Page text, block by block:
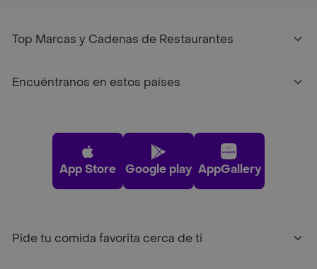
Top Marcas y Cadenas de Restaurantes
Encuéntranos en estos países
App Store Google play AppGallery
Pide tu comida favorita cerca de ti